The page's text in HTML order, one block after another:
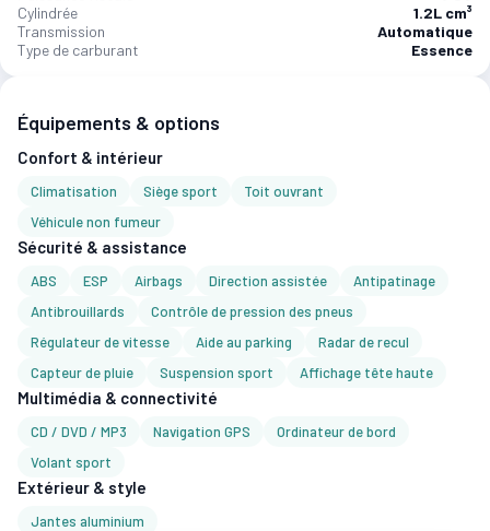
Cylindrée
1.2L cm³
Transmission
Automatique
Type de carburant
Essence
Équipements & options
Confort & intérieur
Climatisation Siège sport
Toit ouvrant
Véhicule non fumeur
Sécurité & assistance
ABS ESP Airbags Direction assistée
Antipatinage
Antibrouillards
Contrôle de pression des pneus
Régulateur de vitesse
Aide au parking
Radar de recul
Capteur de pluie
Suspension sport Affichage tête haute
Multimédia & connectivité
CD / DVD / MP3 Navigation GPS
Ordinateur de bord
Volant sport
Extérieur & style
Jantes aluminium